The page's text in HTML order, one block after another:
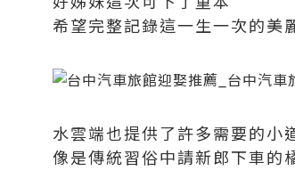
希望完整記錄這一生一次的美
水雲端也提供了許多需要的小
像是傳統習俗中請新郎下車的